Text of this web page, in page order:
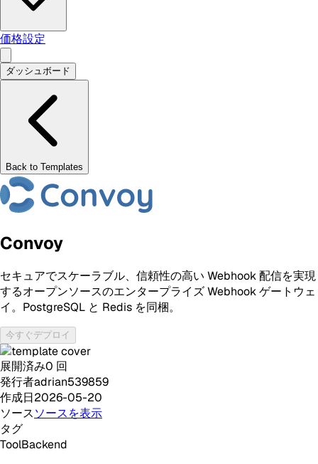
価格設定
ダッシュボード
Back to Templates
Convoy
セキュアでスケーラブル、信頼性の高い Webhook 配信を実現
するオープンソースのエンタープライズ Webhook ゲートウェ
イ。PostgreSQL と Redis を同梱。
今すぐデプロイ
展開済み0 回
発行者adrian539859
作成日2026-05-20
ソースソースを表示
タグ
ToolBackend